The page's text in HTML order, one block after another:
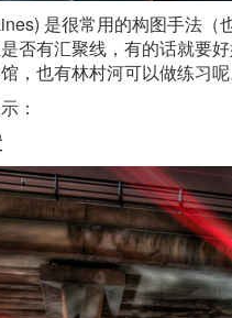
是很常用的构图手法
否有汇聚线，有的话就要
，也有林村河可以做练习呢
：